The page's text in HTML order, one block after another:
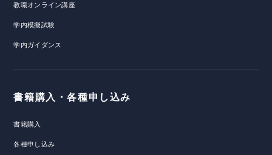
教職オンライン講座
学内模擬試験
学内ガイダンス
書籍購入・各種申し込み
書籍購入
各種申し込み